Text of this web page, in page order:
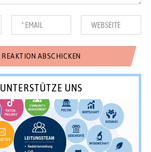
UNTERSTÜTZE UNS